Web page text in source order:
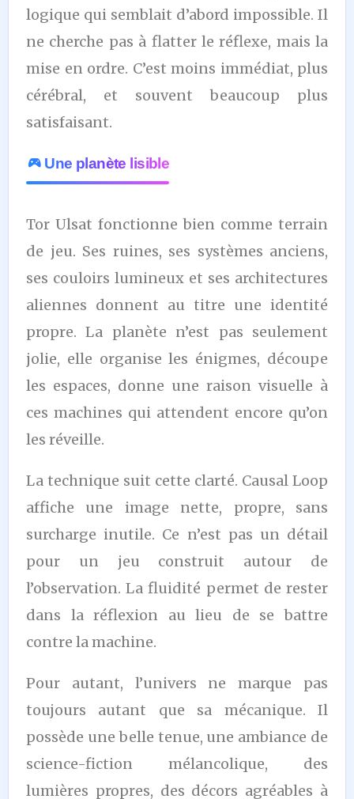
logique qui semblait d’abord impossible. Il
ne cherche pas à flatter le réflexe, mais la
mise en ordre. C’est moins immédiat, plus
cérébral, et souvent beaucoup plus
satisfaisant.
Une planète lisible
Tor Ulsat fonctionne bien comme terrain
de jeu. Ses ruines, ses systèmes anciens,
ses couloirs lumineux et ses architectures
aliennes donnent au titre une identité
propre. La planète n’est pas seulement
jolie, elle organise les énigmes, découpe
les espaces, donne une raison visuelle à
ces machines qui attendent encore qu’on
les réveille.
La technique suit cette clarté. Causal Loop
affiche une image nette, propre, sans
surcharge inutile. Ce n’est pas un détail
pour un jeu construit autour de
l’observation. La fluidité permet de rester
dans la réflexion au lieu de se battre
contre la machine.
Pour autant, l’univers ne marque pas
toujours autant que sa mécanique. Il
possède une belle tenue, une ambiance de
science-fiction mélancolique, des
lumières propres, des décors agréables à